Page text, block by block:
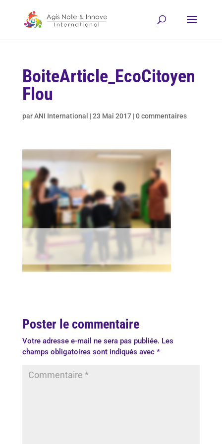
BoiteArticle_EcoCitoyen
Flou
parANI International |23 Mai 2017|0 commentaires
Poster le commentaire
Votre adresse e-mail ne sera pas publiée. Les
champs obligatoires sont indiqués avec *